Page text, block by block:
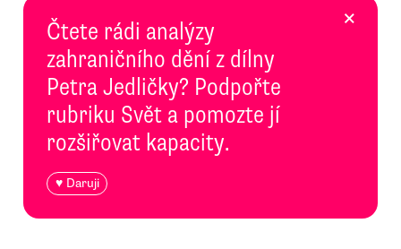
Čtete rádi analýzy
zahraničního dění z dílny
Petra Jedličky? Podpořte
rubriku Svět a pomozte jí
rozšiřovat kapacity.
♥ Daruji
×